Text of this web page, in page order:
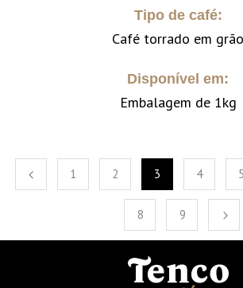
Tipo de café:
Café torrado em grão
Disponível em:
Embalagem de 1kg
1 2 3 4 5
8 9